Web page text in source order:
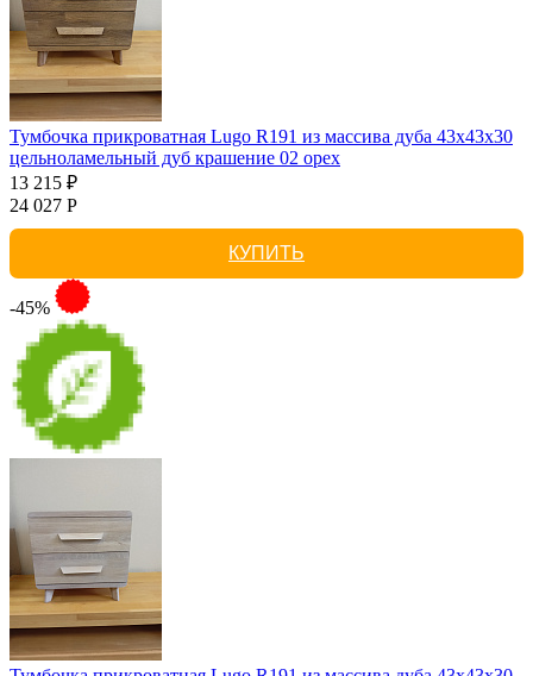
Тумбочка прикроватная Lugo R191 из массива дуба 43х43х30
цельноламельный дуб крашение 02 орех
13 215 ₽
24 027 Р
КУПИТЬ
-45%